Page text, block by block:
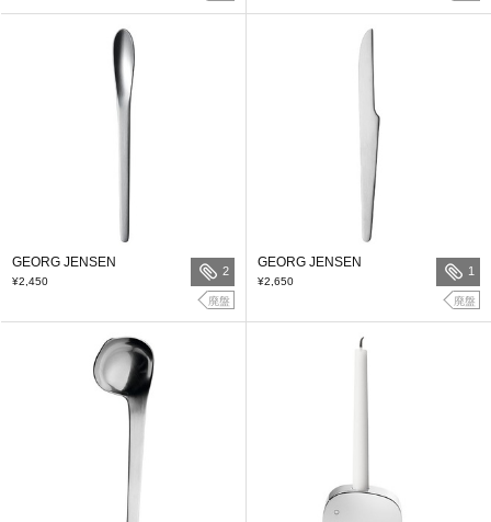
GEORG JENSEN
¥2,450
2
廃盤
GEORG JENSEN
¥2,650
1
廃盤